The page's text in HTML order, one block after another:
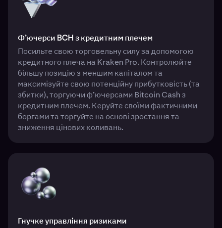
Ф’ючерси BCH з кредитним плечем
Посильте свою торговельну силу за допомогою
кредитного плеча на Kraken Pro. Контролюйте
більшу позицію з меншим капіталом та
максимізуйте свою потенційну прибутковість (та
збитки), торгуючи ф’ючерсами Bitcoin Cash з
кредитним плечем. Керуйте своїми фактичними
боргами та торгуйте на основі зростання та
зниження цінових коливань.
Гнучке управління ризиками